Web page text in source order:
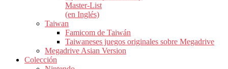
Master-List
(en Inglés)
Taiwan
Famicom de Taiwán
Taiwaneses juegos originales sobre Megadrive
Megadrive Asian Version
Colección